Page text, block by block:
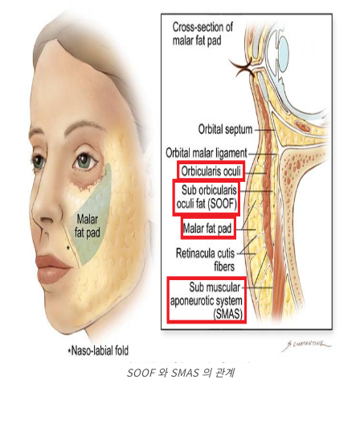
SOOF 와 SMAS 의 관계